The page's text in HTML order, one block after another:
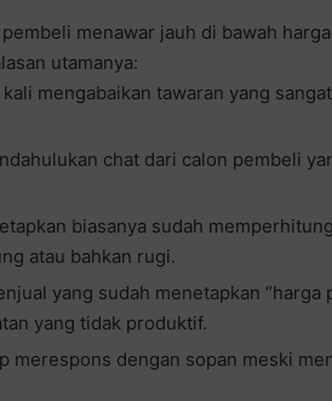
menawar jauh di bawah
utamanya:
mengabaikan tawaran yang
chat dari calon pembeli
biasanya sudah
atau bahkan rugi.
yang sudah menetapkan “harga
yang tidak produktif.
merespons dengan sopan meski